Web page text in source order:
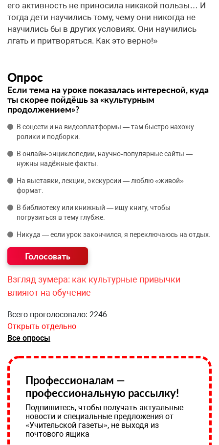
его активность не приносила никакой пользы… И
тогда дети научились тому, чему они никогда не
научились бы в других условиях. Они научились
лгать и притворяться. Как это верно!»
Опрос
Если тема на уроке показалась интересной, куда
ты скорее пойдёшь за «культурным
продолжением»?
В соцсети и на видеоплатформы — там быстро нахожу
ролики и подборки.
В онлайн‑энциклопедии, научно‑популярные сайты —
нужны надёжные факты.
На выставки, лекции, экскурсии — люблю «живой»
формат.
В библиотеку или книжный — ищу книгу, чтобы
погрузиться в тему глубже.
Никуда — если урок закончился, я переключаюсь на отдых.
Взгляд зумера: как культурные привычки
влияют на обучение
Всего проголосовало: 2246
Открыть отдельно
Все опросы
Профессионалам —
профессиональную рассылку!
Подпишитесь, чтобы получать актуальные
новости и специальные предложения от
«Учительской газеты», не выходя из
почтового ящика